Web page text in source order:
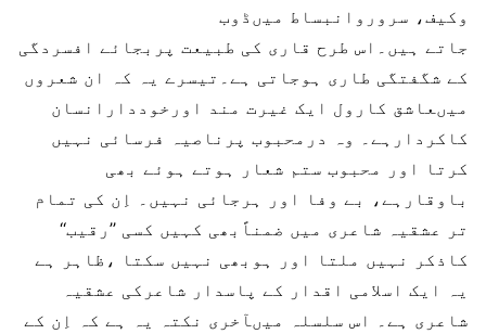
وکیف، سروروانبساط میںڈوب
جاتے ہیں۔اس طرح قاری کی طبیعت پربجائے افسردگی
کے شگفتگی طاری ہوجاتی ہے۔تیسرے یہ کہ ان شعروں
میںعاشق کارول ایک غیرت مند اورخوددارانسان
کاکردارہے۔ وہ درمحبوب پرناصیہ فرسائی نہیں
کرتا اور محبوب ستم شعار ہوتے ہوئے بھی
باوقارہے، بے وفا اور ہرجائی نہیں۔ اِن کی تمام
تر عشقیہ شاعری میں ضمناًبھی کہیں کسی ’’رقیب‘‘
کاذکر نہیں ملتا اور ہوبھی نہیں سکتا ،ظاہر ہے
یہ ایک اسلامی اقدار کے پاسدار شاعرکی عشقیہ
شاعری ہے۔ اس سلسلہ میںآخری نکتہ یہ ہے کہ اِن کے